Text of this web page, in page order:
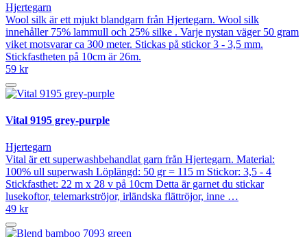
Hjertegarn
Wool silk är ett mjukt blandgarn från Hjertegarn. Wool silk
innehåller 75% lammull och 25% silke . Varje nystan väger 50 gram
viket motsvarar ca 300 meter. Stickas på stickor 3 - 3,5 mm.
Stickfastheten på 10cm är 26m.
59 kr
Vital 9195 grey-purple
Hjertegarn
Vital är ett superwashbehandlat garn från Hjertegarn. Material:
100% ull superwash Löplängd: 50 gr = 115 m Stickor: 3,5 - 4
Stickfasthet: 22 m x 28 v på 10cm Detta är garnet du stickar
lusekoftor, telemarkströjor, irländska flättröjor, inne …
49 kr